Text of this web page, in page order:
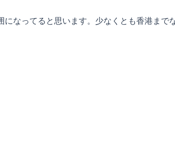
なってると思います。少なくとも香港まで